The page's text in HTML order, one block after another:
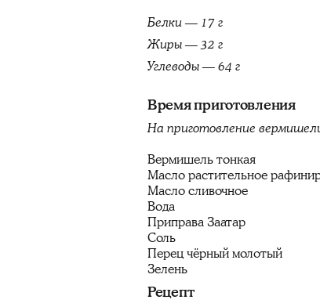
Белки — 17 г
Жиры — 32 г
Углеводы — 64 г
Время приготовления
На приготовление
Вермишель тонкая
Масло растительное
Масло сливочное
Вода
Приправа Заатар
Соль
Перец чёрный молотый
Зелень
Рецепт